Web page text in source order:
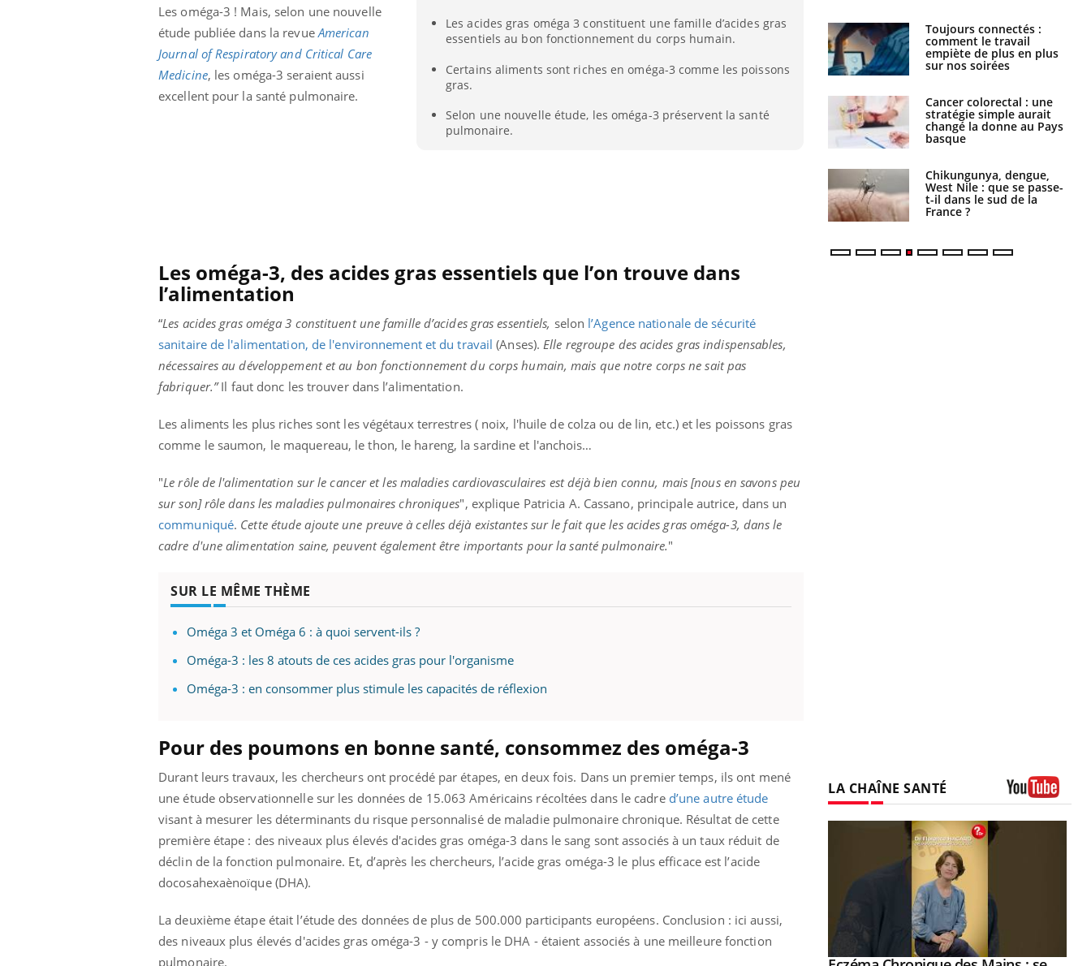
Les acides gras oméga 3 constituent une famille d’acides gras
essentiels au bon fonctionnement du corps humain.
Certains aliments sont riches en oméga-3 comme les poissons
gras.
Selon une nouvelle étude, les oméga-3 préservent la santé
pulmonaire.
Les oméga-3 ! Mais, selon une nouvelle
étude publiée dans la revueAmerican
Journal of Respiratory and Critical Care
Medicine, les oméga-3 seraient aussi
excellent pour la santé pulmonaire.
Les oméga-3, des acides gras essentiels que l’on trouve dans
l’alimentation
“Les acides gras oméga 3 constituent une famille d’acides gras essentiels, selon l’Agence nationale de sécurité
sanitaire de l'alimentation, de l'environnement et du travail (Anses).Elle regroupe des acides gras indispensables,
nécessaires au développement et au bon fonctionnement du corps humain, mais que notre corps ne sait pas
fabriquer.”Il faut donc les trouver dans l’alimentation.
Les aliments les plus riches sont les végétaux terrestres ( noix, l'huile de colza ou de lin, etc.) et les poissons gras
comme le saumon, le maquereau, le thon, le hareng, la sardine et l'anchois…
"Le rôle de l'alimentation sur le cancer et les maladies cardiovasculaires est déjà bien connu, mais [nous en savons peu
sur son] rôle dans les maladies pulmonaires chroniques", explique Patricia A. Cassano, principale autrice, dans un
communiqué. Cette étude ajoute une preuve à celles déjà existantes sur le fait que les acides gras oméga-3, dans le
cadre d'une alimentation saine, peuvent également être importants pour la santé pulmonaire."
SUR LE MÊME THÈME
Oméga 3 et Oméga 6 : à quoi servent-ils ?
Oméga-3 : les 8 atouts de ces acides gras pour l'organisme
Oméga-3 : en consommer plus stimule les capacités de réflexion
Pour des poumons en bonne santé, consommez des oméga-3
Durant leurs travaux, les chercheurs ont procédé par étapes, en deux fois. Dans un premier temps, ils ont mené
une étude observationnelle sur les données de 15.063 Américains récoltées dans le cadre d’une autre étude
visant à mesurer les déterminants du risque personnalisé de maladie pulmonaire chronique. Résultat de cette
première étape : des niveaux plus élevés d'acides gras oméga-3 dans le sang sont associés à un taux réduit de
déclin de la fonction pulmonaire. Et, d’après les chercheurs, l’acide gras oméga-3 le plus efficace est l’acide
docosahexaènoïque (DHA).
La deuxième étape était l’étude des données de plus de 500.000 participants européens. Conclusion : ici aussi,
des niveaux plus élevés d'acides gras oméga-3 - y compris le DHA - étaient associés à une meilleure fonction
pulmonaire.
Les troubles du sommeil
modifient votre cerveau !
Mon enfant est-il trop
Syndrome métabolique :
quels sont les meilleurs
pendant les vacances ?
Mortalité infantile : un
rapport s’interroge sur
naturel attire l'attention
Toujours connectés :
comment le travail
empiète de plus en plus
sur nos soirées
Cancer colorectal : une
stratégie simple aurait
changé la donne au Pays
basque
Chikungunya, dengue,
West Nile : que se passe-
t-il dans le sud de la
France ?
LA CHAÎNE SANTÉ